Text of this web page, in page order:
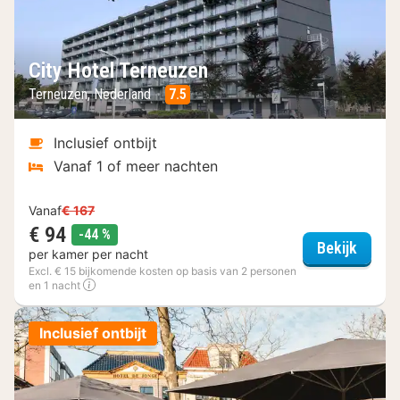
City Hotel Terneuzen
Terneuzen, Nederland 7.5
Inclusief ontbijt
Vanaf 1 of meer nachten
Vanaf€ 167
€ 94 -44 %
per kamer per nacht
Excl. € 15 bijkomende kosten op basis van 2 personen
en 1 nacht
Bekijk
Inclusief ontbijt